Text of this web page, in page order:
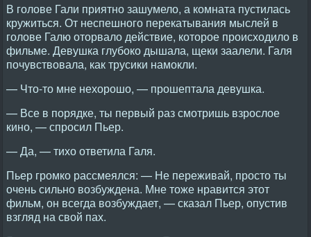
В голове Гали приятно зашумело, а комната пустилась
кружиться. От неспешного перекатывания мыслей в
голове Галю оторвало действие, которое происходило в
фильме. Девушка глубоко дышала, щеки заалели. Галя
почувствовала, как трусики намокли.
— Что-то мне нехорошо, — прошептала девушка.
— Все в порядке, ты первый раз смотришь взрослое
кино, — спросил Пьер.
— Да, — тихо ответила Галя.
Пьер громко рассмеялся: — Не переживай, просто ты
очень сильно возбуждена. Мне тоже нравится этот
фильм, он всегда возбуждает, — сказал Пьер, опустив
взгляд на свой пах.